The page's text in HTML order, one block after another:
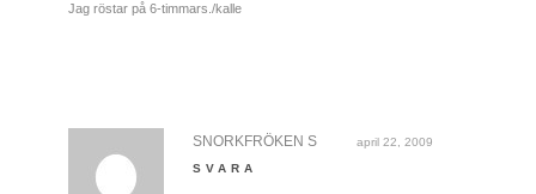
Jag röstar på 6-timmars./kalle
april 22, 2009
SNORKFRÖKEN S
SVARA